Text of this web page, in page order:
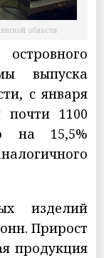
области
выпуска
с января
почти 1100
на 15,5%
изделий
Прирост
продукция